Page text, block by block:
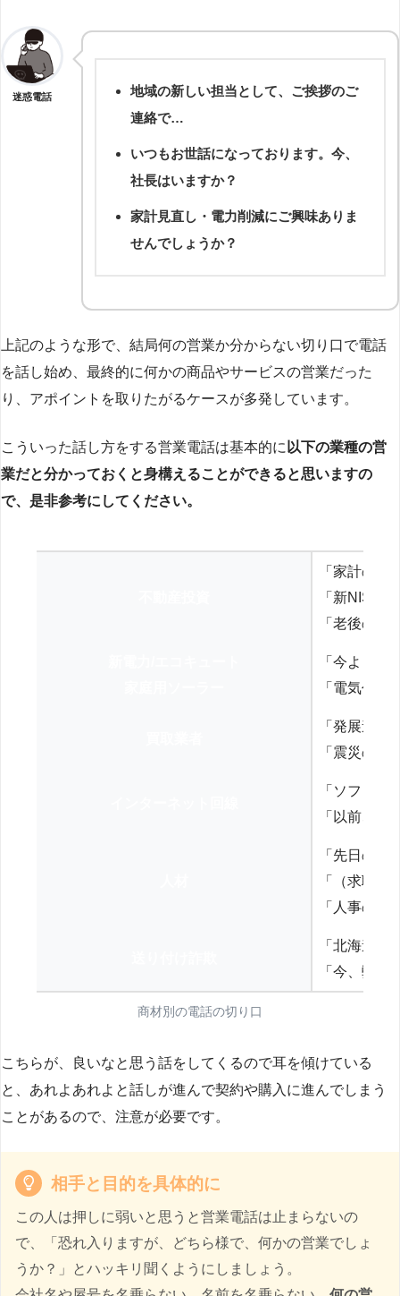
迷惑電話
地域の新しい担当として、ご挨拶のご
連絡で…
いつもお世話になっております。今、
社長はいますか？
家計見直し・電力削減にご興味ありま
せんでしょうか？
上記のような形で、結局何の営業か分からない切り口で電話
を話し始め、最終的に何かの商品やサービスの営業だった
り、アポイントを取りたがるケースが多発しています。
こういった話し方をする営業電話は基本的に 以下の業種の営
業だと分かっておくと身構えることができると思いますの
で、是非参考にしてください。
「家計の見
「新NISA
「老後の
「今より
「電気代を
「発展途
「震災の
「ソフト
「以前、
「先日の
「（求職
「人事の方
「北海道
「今、弊
商材別の電話の切り口
こちらが、良いなと思う話をしてくるので耳を傾けている
と、あれよあれよと話しが進んで契約や購入に進んでしまう
ことがあるので、注意が必要です。
相手と目的を具体的に
この人は押しに弱いと思うと営業電話は止まらないの
で、「恐れ入りますが、どちら様で、何かの営業でしょ
うか？」とハッキリ聞くようにしましょう。